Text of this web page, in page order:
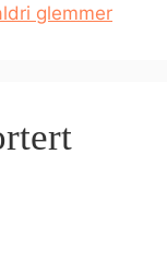
glemmer